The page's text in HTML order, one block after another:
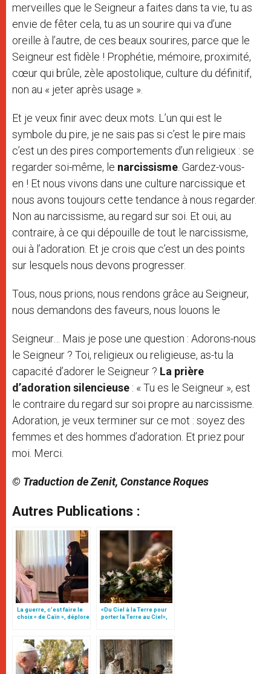
merveilles que le Seigneur a faites dans ta vie, tu as
envie de fêter cela, tu as un sourire qui va d’une
oreille à l’autre, de ces beaux sourires, parce que le
Seigneur est fidèle ! Prophétie, mémoire, proximité,
cœur qui brûle, zèle apostolique, culture du définitif,
non au « jeter après usage ».
Et je veux finir avec deux mots. L’un qui est le
symbole du pire, je ne sais pas si c’est le pire mais
c’est un des pires comportements d’un religieux : se
regarder soi-même, le narcissisme . Gardez-vous-
en ! Et nous vivons dans une culture narcissique et
nous avons toujours cette tendance à nous regarder.
Non au narcissisme, au regard sur soi. Et oui, au
contraire, à ce qui dépouille de tout le narcissisme,
oui à l’adoration. Et je crois que c’est un des points
sur lesquels nous devons progresser.
Tous, nous prions, nous rendons grâce au Seigneur,
nous demandons des faveurs, nous louons le
Seigneur… Mais je pose une question : Adorons-nous
le Seigneur ? Toi, religieux ou religieuse, as-tu la
capacité d’adorer le Seigneur ? La prière
d’adoration silencieuse : « Tu es le Seigneur », est
le contraire du regard sur soi propre au narcissisme.
Adoration, je veux terminer sur ce mot : soyez des
femmes et des hommes d’adoration. Et priez pour
moi. Merci.
© Traduction de Zenit, Constance Roques
Autres Publications :
La guerre, c’est faire le
choix « de Caïn », déplore
«Du Ciel à la Terre pour
porter la Terre au Ciel»,